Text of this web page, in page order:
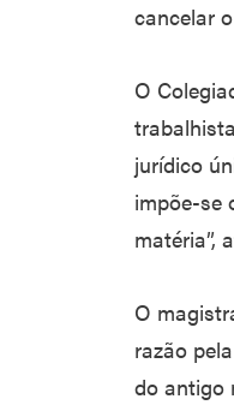
cancelar
O
jurídico
impõe-se
matéria”,
O
razão
do antigo